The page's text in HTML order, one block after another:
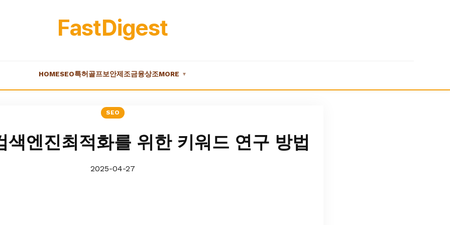
FastDigest
HOMESEO특허 골프보안제조금융상조MORE ▼
SEO
색엔진최적화를 위한 키워드 연구 방법
2025-04-27